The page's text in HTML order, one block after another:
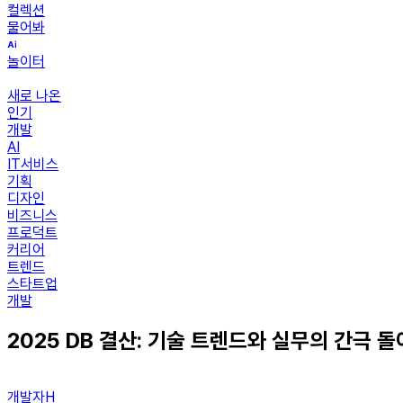
컬렉션
물어봐
놀이터
새로 나온
인기
개발
AI
IT서비스
기획
디자인
비즈니스
프로덕트
커리어
트렌드
스타트업
개발
2025 DB 결산: 기술 트렌드와 실무의 간극 돌
개발자H